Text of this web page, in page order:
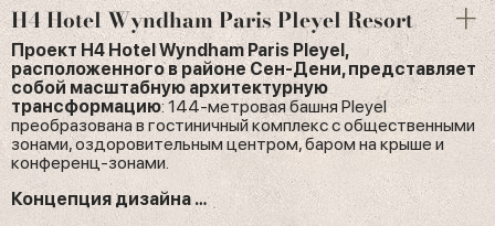
H4 Hotel Wyndham Paris Pleyel Resort
Проект H4 Hotel Wyndham Paris Pleyel,
расположенного в районе Сен-Дени, представляет
собой масштабную архитектурную
трансформацию: 144-метровая башня Pleyel
преобразована в гостиничный комплекс с общественными
зонами, оздоровительным центром, баром на крыше и
конференц-зонами.
Концепция дизайна …